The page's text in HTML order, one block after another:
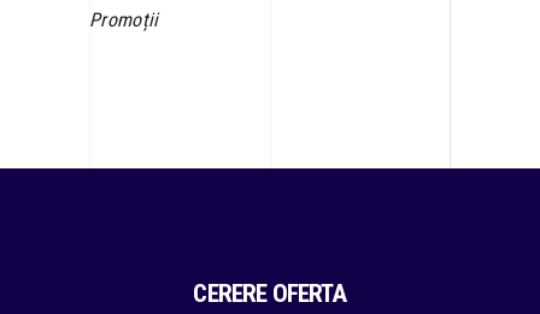
Promoții
CERERE OFERTA